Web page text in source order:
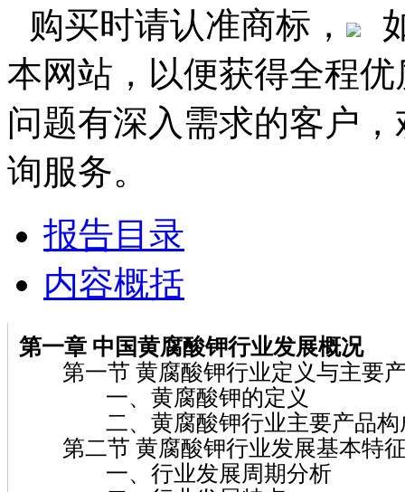
购买时请认准商标，
本网站，以便获得全程
问题有深入需求的客户
询服务。
报告目录
内容概括
第一章 中国黄腐酸钾行业发展概况
第一节 黄腐酸钾行业定义与主要
一、黄腐酸钾的定义
二、黄腐酸钾行业主要产品构
第二节 黄腐酸钾行业发展基本特
一、行业发展周期分析